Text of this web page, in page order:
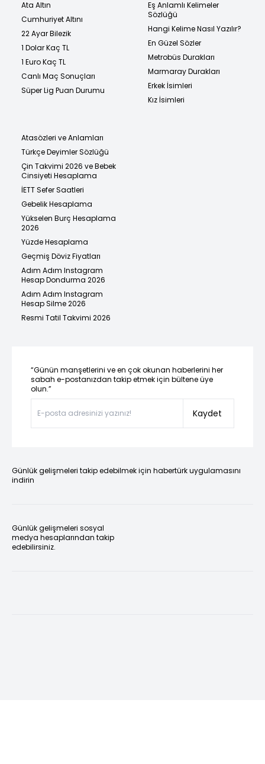
Ata Altın
Cumhuriyet Altını
22 Ayar Bilezik
1 Dolar Kaç TL
1 Euro Kaç TL
Canlı Maç Sonuçları
Süper Lig Puan Durumu
Eş Anlamlı Kelimeler
Sözlüğü
Hangi Kelime Nasıl Yazılır?
En Güzel Sözler
Metrobüs Durakları
Marmaray Durakları
Erkek İsimleri
Kız İsimleri
Atasözleri ve Anlamları
Türkçe Deyimler Sözlüğü
Çin Takvimi 2026 ve Bebek
Cinsiyeti Hesaplama
İETT Sefer Saatleri
Gebelik Hesaplama
Yükselen Burç Hesaplama
2026
Yüzde Hesaplama
Geçmiş Döviz Fiyatları
Adım Adım Instagram
Hesap Dondurma 2026
Adım Adım Instagram
Hesap Silme 2026
Resmi Tatil Takvimi 2026
“Günün manşetlerini ve en çok okunan haberlerini her
sabah e-postanızdan takip etmek için bültene üye
olun.”
Kaydet
Günlük gelişmeleri takip edebilmek için habertürk uygulamasını
indirin
Günlük gelişmeleri sosyal
medya hesaplarından takip
edebilirsiniz.